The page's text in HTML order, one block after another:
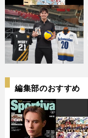
編集部のおすすめ